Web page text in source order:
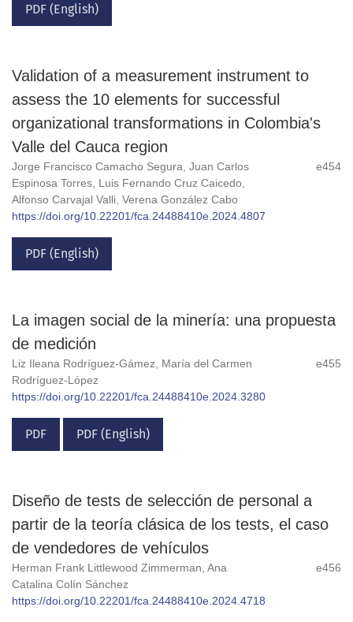
PDF (English)
Validation of a measurement instrument to
assess the 10 elements for successful
organizational transformations in Colombia's
Valle del Cauca region
Jorge Francisco Camacho Segura, Juan Carlos
Espinosa Torres, Luis Fernando Cruz Caicedo,
Alfonso Carvajal Valli, Verena González Cabo
e454
https://doi.org/10.22201/fca.24488410e.2024.4807
PDF (English)
La imagen social de la minería: una propuesta
de medición
Liz Ileana Rodríguez-Gámez, María del Carmen
Rodríguez-López
e455
https://doi.org/10.22201/fca.24488410e.2024.3280
PDF PDF (English)
Diseño de tests de selección de personal a
partir de la teoría clásica de los tests, el caso
de vendedores de vehículos
Herman Frank Littlewood Zimmerman, Ana
Catalina Colín Sánchez
e456
https://doi.org/10.22201/fca.24488410e.2024.4718